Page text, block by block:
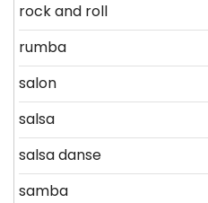
rock and roll
rumba
salon
salsa
salsa danse
samba